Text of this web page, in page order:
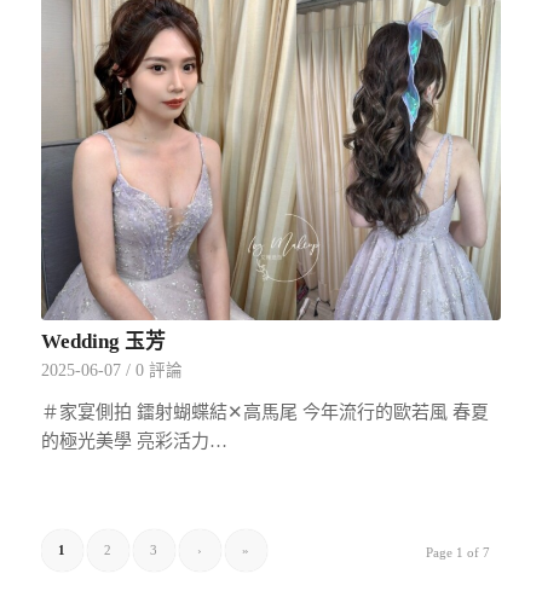
Wedding 玉芳
2025-06-07 / 0 評論
＃家宴側拍 鐳射蝴蝶結✕高馬尾 今年流行的歐若風 春夏
的極光美學 亮彩活力…
Page 1 of 7
1 2 3 › »